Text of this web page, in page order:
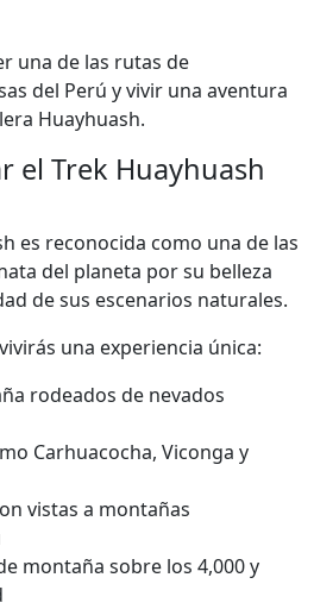
una de las rutas de
del Perú y vivir una aventura
Huayhuash.
el Trek Huayhuash
es reconocida como una de las
del planeta por su belleza
de sus escenarios naturales.
una experiencia única:
rodeados de nevados
Carhuacocha, Viconga y
vistas a montañas
montaña sobre los 4,000 y